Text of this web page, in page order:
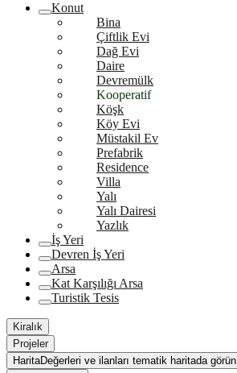
Konut
Bina
Çiftlik Evi
Dağ Evi
Daire
Devremülk
Kooperatif
Köşk
Köy Evi
Müstakil Ev
Prefabrik
Residence
Villa
Yalı
Yalı Dairesi
Yazlık
İş Yeri
Devren İş Yeri
Arsa
Kat Karşılığı Arsa
Turistik Tesis
Kiralık
Projeler
HaritaDeğerleri ve ilanları tematik haritada görün